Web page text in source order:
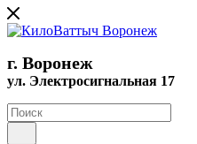
г. Воронеж
ул. Электросигнальная 17